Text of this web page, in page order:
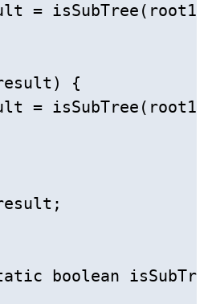
=
{
=
boolean